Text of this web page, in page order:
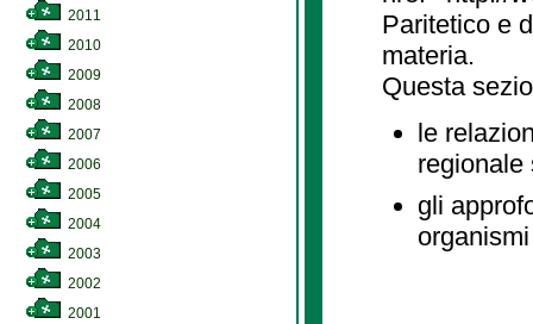
2011
2010
2009
2008
2007
2006
2005
2004
2003
2002
2001
Paritetico e
materia.
Questa
le
regionale
gli